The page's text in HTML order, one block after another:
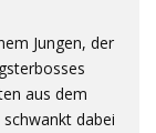
Jungen, der
aus dem
dabei